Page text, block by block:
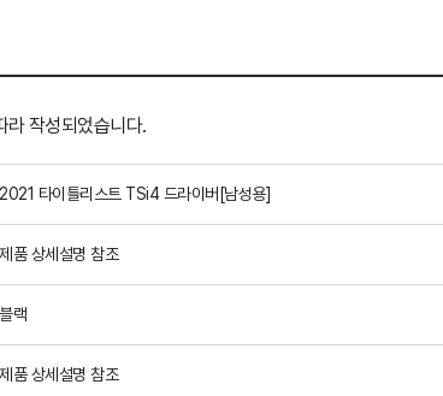
라 작성되었습니다.
2021 타이틀리스트 TSi4 드라이버[남성용]
제품 상세설명 참조
블랙
제품 상세설명 참조